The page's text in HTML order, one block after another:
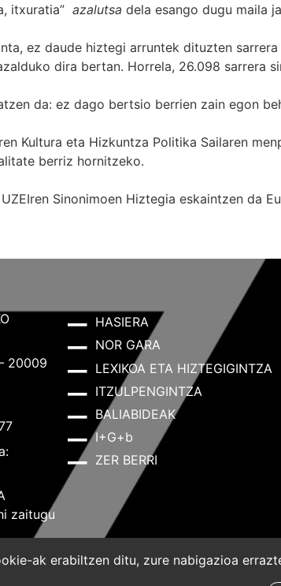
itxuratia” azalutsa dela esango dugu maila
ez daude hiztegi arruntek dituzten
dira bertan. Horrela, 26.098 sarrera
da: ez dago bertsio berrien zain egon
Kultura eta Hizkuntza Politika Sailaren
berriz hornitzeko.
Sinonimoen Hiztegia eskaintzen da
20009
zaitugu
HASIERA
NOR GARA
LEXIKOA ETA HIZTEGIGINTZA
ITZULPENGINTZA
BALIABIDEAK
I+G+b
ZER BERRI
Cookie-politika
ak erabiltzen ditu, zure nabigazioa